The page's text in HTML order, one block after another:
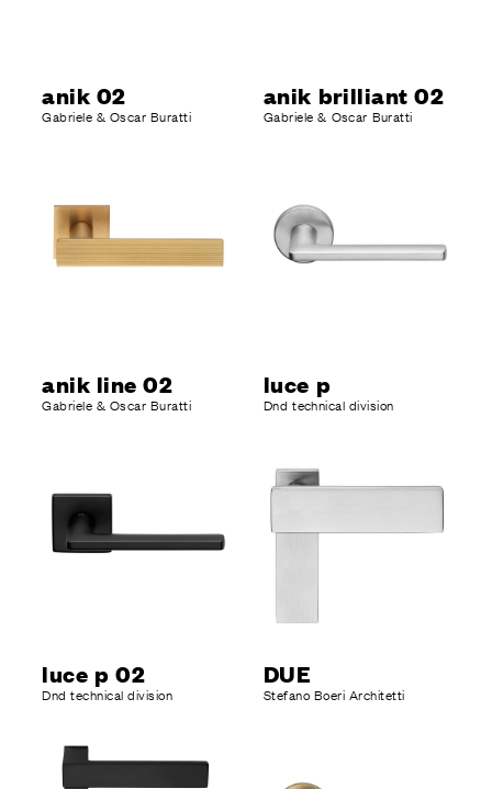
anik 02
Gabriele & Oscar Buratti
anik brilliant 02
Gabriele & Oscar Buratti
anik line 02
Gabriele & Oscar Buratti
luce p
Dnd technical division
luce p 02
Dnd technical division
DUE
Stefano Boeri Architetti